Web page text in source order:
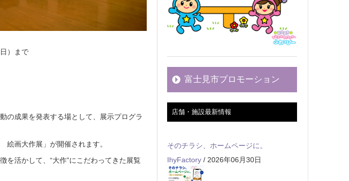
）まで
の成果を発表する場として、展示プログラ
画大作展」が開催されます。
を活かして、“大作”にこだわってきた展覧
富士見市プロモーション
店舗・施設最新情報
そのチラシ、ホームページに。
IhyFactory / 2026年06月30日